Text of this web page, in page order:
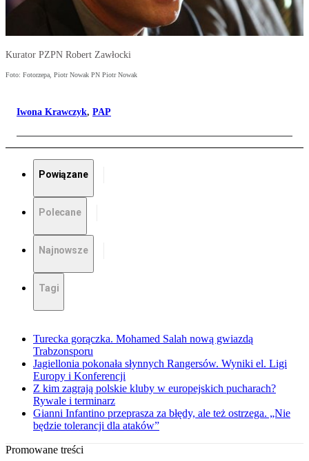
Kurator PZPN Robert Zawłocki
Foto: Fotorzepa, Piotr Nowak PN Piotr Nowak
Iwona Krawczyk, PAP
Powiązane
Polecane
Najnowsze
Tagi
Turecka gorączka. Mohamed Salah nową gwiazdą
Trabzonsporu
Jagiellonia pokonała słynnych Rangersów. Wyniki el. Ligi
Europy i Konferencji
Z kim zagrają polskie kluby w europejskich pucharach?
Rywale i terminarz
Gianni Infantino przeprasza za błędy, ale też ostrzega. „Nie
będzie tolerancji dla ataków”
Promowane treści